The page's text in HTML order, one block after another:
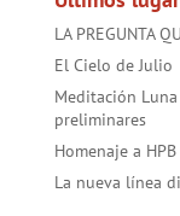
LA PREGUNTA
El Cielo de Julio
Meditación
preliminares
Homenaje a HPB
La nueva línea